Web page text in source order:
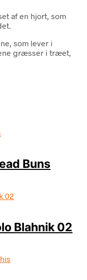
af en hjort, som
som lever i
græsser i træet,
Buns
Blahnik 02